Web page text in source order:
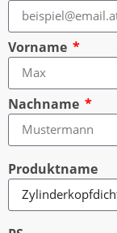
Vorname
Nachname
Produktname